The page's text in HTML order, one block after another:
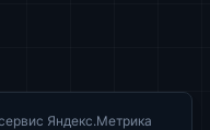
Яндекс.Метрика